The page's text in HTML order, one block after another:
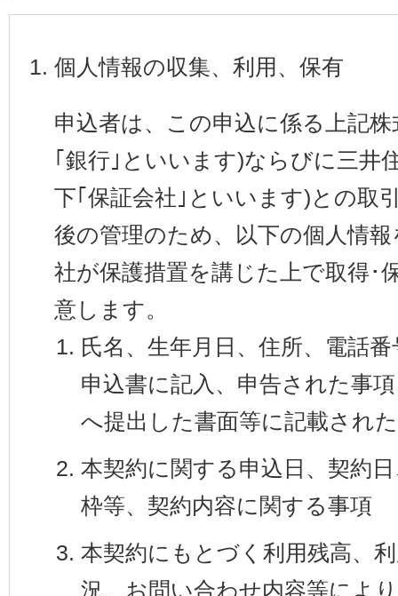
個人情報の収集、利用、保有
申込者は、この申込に係る上記
｢銀行｣といいます)ならびに三井
下｢保証会社｣といいます)との取
後の管理のため、以下の個人情
社が保護措置を講じた上で取得･
意します。
氏名、生年月日、住所、電話
申込書に記入、申告された事
へ提出した書面等に記載され
本契約に関する申込日、契約
枠等、契約内容に関する事項
本契約にもとづく利用残高、
況、お問い合わせ内容等によ